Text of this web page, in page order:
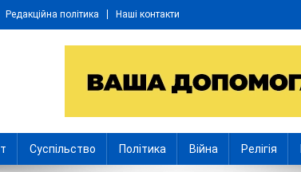
Редакційна політика Наші контакти
Суспільство Політика Війна Релігія